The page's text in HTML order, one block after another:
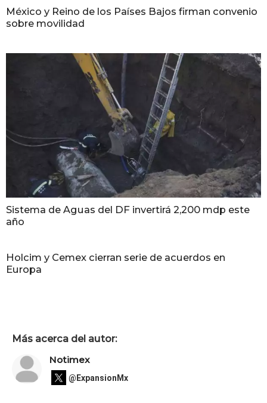
México y Reino de los Países Bajos firman convenio
sobre movilidad
Sistema de Aguas del DF invertirá 2,200 mdp este
año
Holcim y Cemex cierran serie de acuerdos en
Europa
Más acerca del autor:
Notimex
@ExpansionMx